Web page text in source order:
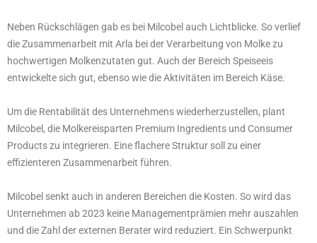
Neben Rückschlägen gab es bei Milcobel auch Lichtblicke. So verlief
die Zusammenarbeit mit Arla bei der Verarbeitung von Molke zu
hochwertigen Molkenzutaten gut. Auch der Bereich Speiseeis
entwickelte sich gut, ebenso wie die Aktivitäten im Bereich Käse.
Um die Rentabilität des Unternehmens wiederherzustellen, plant
Milcobel, die Molkereisparten Premium Ingredients und Consumer
Products zu integrieren. Eine flachere Struktur soll zu einer
effizienteren Zusammenarbeit führen.
Milcobel senkt auch in anderen Bereichen die Kosten. So wird das
Unternehmen ab 2023 keine Managementprämien mehr auszahlen
und die Zahl der externen Berater wird reduziert. Ein Schwerpunkt